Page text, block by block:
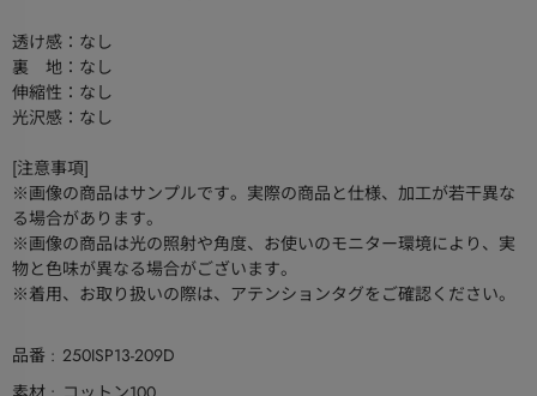
透け感：なし
裏 地：なし
伸縮性：なし
光沢感：なし
[注意事項]
※画像の商品はサンプルです。実際の商品と仕様、加工が若干異な
る場合があります。
※画像の商品は光の照射や角度、お使いのモニター環境により、実
物と色味が異なる場合がございます。
※着用、お取り扱いの際は、アテンションタグをご確認ください。
品番
250ISP13-209D